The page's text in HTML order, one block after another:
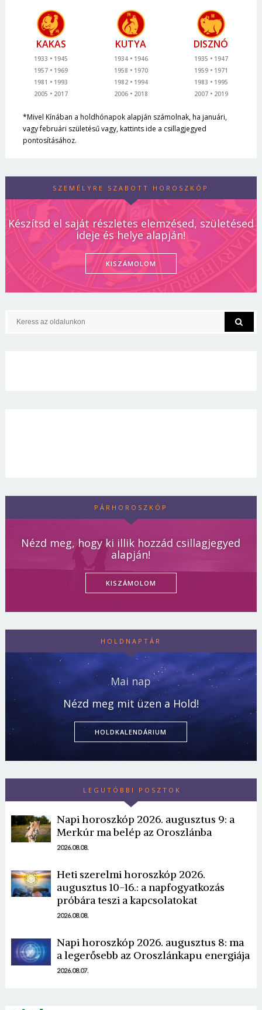
KAKAS
1933
1945
1957
1969
1981
1993
2005
2017
KUTYA
1934
1946
1958
1970
1982
1994
2006
2018
DISZNÓ
1935
1947
1959
1971
1983
1995
2007
2019
*Mivel Kínában a holdhónapok alapján számolnak, ha januári,
vagy februári születésű vagy, kattints ide a csillagjegyed
pontosításához.
SZEMÉLYRE SZABOTT HOROSZKÓP
Készítsd el saját részletes elemzésed, születésed
ideje és helye alapján!
KISZÁMOLOM
PÁRHOROSZKÓP
Nézd meg, hogy ki illik hozzád csillagjegyed
alapján!
KISZÁMOLOM
HOLDNAPTÁR
Mai nap
Nézd meg mit üzen a Hold!
HOLDKALENDÁRIUM
LEGUTÓBBI POSZTOK
Napi horoszkóp 2026. augusztus 9: a
Merkúr ma belép az Oroszlánba
2026.08.08.
Heti szerelmi horoszkóp 2026.
augusztus 10-16.: a napfogyatkozás
próbára teszi a kapcsolatokat
2026.08.08.
Napi horoszkóp 2026. augusztus 8: ma
a legerősebb az Oroszlánkapu energiája
2026.08.07.
Borsonline bejelentkezés
E-mail cím vagy felhasználónév
Jelszó